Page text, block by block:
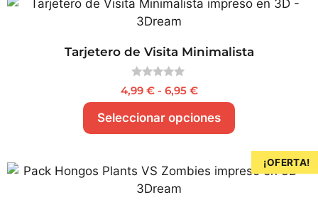
Tarjetero de Visita Minimalista
0
d
5
4,99 € - 6,95 €
Seleccionar opciones
¡OFERTA!